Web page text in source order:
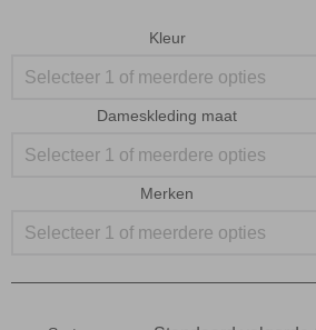
Kleur
Selecteer 1 of meerdere opties
Dameskleding maat
Selecteer 1 of meerdere opties
Merken
Selecteer 1 of meerdere opties